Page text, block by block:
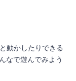
動かしたりできる
なで遊んでみよう